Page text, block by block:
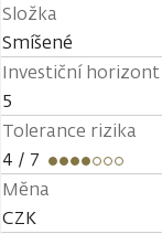
Složka
Smíšené
Investiční horizont
5
Tolerance rizika
4 / 7
Měna
CZK